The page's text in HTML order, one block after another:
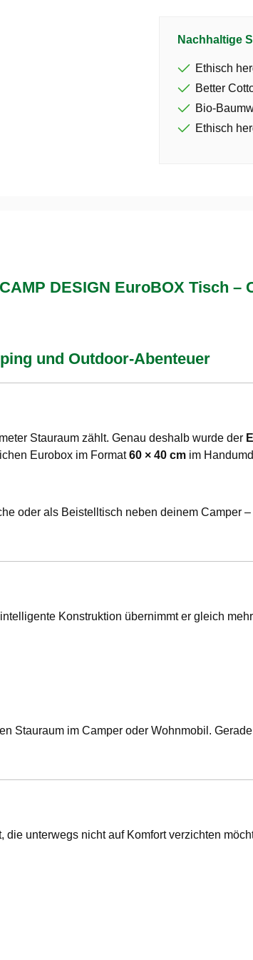
Nachhaltige
Ethisch
Better
Bio-
Ethisch
DESIGN EuroBOX Tisch –
und Outdoor-Abenteuer
Stauraum zählt. Genau deshalb wurde der
Eurobox im Format60 × 40 cm im
oder als Beistelltisch neben deinem Camper
Konstruktion übernimmt er gleich
Stauraum im Camper oder Wohnmobil.
unterwegs nicht auf Komfort verzichten